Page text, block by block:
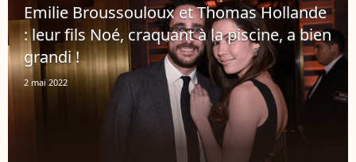
Emilie Broussouloux et Thomas Hollande
: leur fils Noé, craquant à la piscine, a bien
grandi !
2 mai 2022